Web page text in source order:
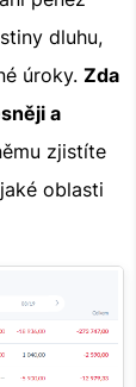
dluhu,
úroky. Zda
a
zjistíte
oblasti